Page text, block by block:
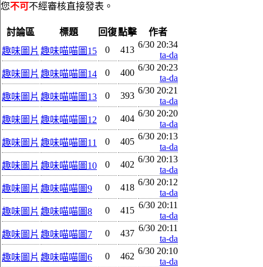
您不可不經審核直接發表。
討論區 標題 回復點擊
作者
趣味圖片 趣味喵喵圖15 0 413
6/30 20:34
ta-da
趣味圖片 趣味喵喵圖14 0 400
6/30 20:23
ta-da
趣味圖片 趣味喵喵圖13 0 393
6/30 20:21
ta-da
趣味圖片 趣味喵喵圖12 0 404
6/30 20:20
ta-da
趣味圖片 趣味喵喵圖11 0 405
6/30 20:13
ta-da
趣味圖片 趣味喵喵圖10 0 402
6/30 20:13
ta-da
趣味圖片 趣味喵喵圖9 0 418
6/30 20:12
ta-da
趣味圖片 趣味喵喵圖8 0 415
6/30 20:11
ta-da
趣味圖片 趣味喵喵圖7 0 437
6/30 20:11
ta-da
趣味圖片 趣味喵喵圖6 0 462
6/30 20:10
ta-da